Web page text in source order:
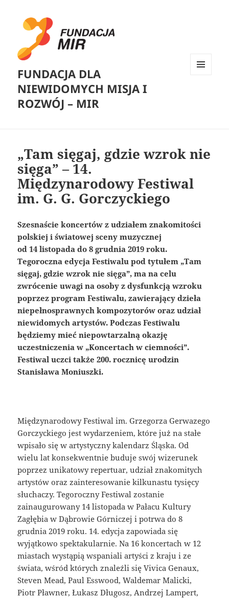
FUNDACJA DLA
NIEWIDOMYCH MISJA I
ROZWÓJ – MIR
„Tam sięgaj, gdzie wzrok nie
sięga” – 14.
Międzynarodowy Festiwal
im. G. G. Gorczyckiego
Szesnaście koncertów z udziałem znakomitości
polskiej i światowej sceny muzycznej
od 14 listopada do 8 grudnia 2019 roku.
Tegoroczna edycja Festiwalu pod tytułem „Tam
sięgaj, gdzie wzrok nie sięga”, ma na celu
zwrócenie uwagi na osoby z dysfunkcją wzroku
poprzez program Festiwalu, zawierający dzieła
niepełnosprawnych kompozytorów oraz udział
niewidomych artystów. Podczas Festiwalu
będziemy mieć niepowtarzalną okazję
uczestniczenia w „Koncertach w ciemności”.
Festiwal uczci także 200. rocznicę urodzin
Stanisława Moniuszki.
Międzynarodowy Festiwal im. Grzegorza Gerwazego
Gorczyckiego jest wydarzeniem, które już na stałe
wpisało się w artystyczny kalendarz Śląska. Od
wielu lat konsekwentnie buduje swój wizerunek
poprzez unikatowy repertuar, udział znakomitych
artystów oraz zainteresowanie kilkunastu tysięcy
słuchaczy. Tegoroczny Festiwal zostanie
zainaugurowany 14 listopada w Pałacu Kultury
Zagłębia w Dąbrowie Górniczej i potrwa do 8
grudnia 2019 roku. 14. edycja zapowiada się
wyjątkowo spektakularnie. Na 16 koncertach w 12
miastach wystąpią wspaniali artyści z kraju i ze
świata, wśród których znaleźli się Vivica Genaux,
Steven Mead, Paul Esswood, Waldemar Malicki,
Piotr Pławner, Łukasz Długosz, Andrzej Lampert,